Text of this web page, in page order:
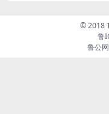
© 2018
鲁
鲁公